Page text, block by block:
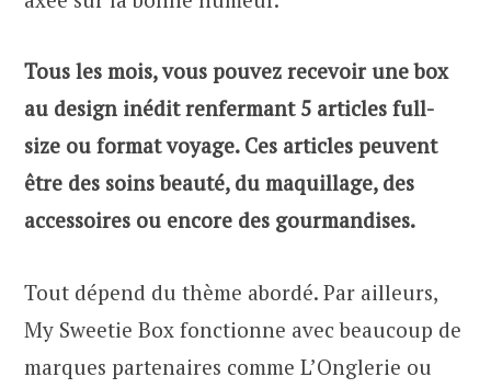
Tous les mois, vous pouvez recevoir une box
au design inédit renfermant 5 articles full-
size ou format voyage. Ces articles peuvent
être des soins beauté, du maquillage, des
accessoires ou encore des gourmandises.
Tout dépend du thème abordé. Par ailleurs,
My Sweetie Box fonctionne avec beaucoup de
marques partenaires comme L’Onglerie ou